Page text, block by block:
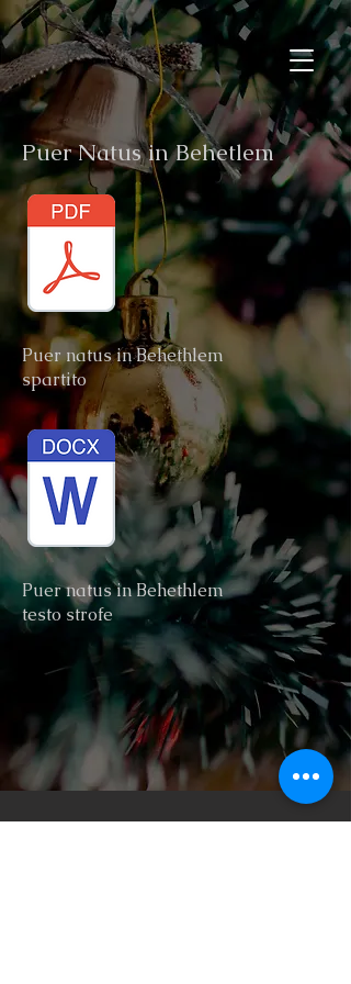
Puer Natus in Behetlem
Puer natus in Behethlem
spartito
Puer natus in Behethlem
testo strofe